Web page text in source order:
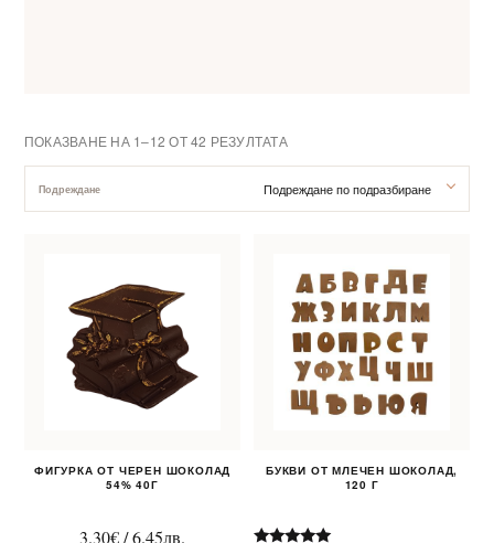
За нас
Новини
Корпоративни подаръци
ПОКАЗВАНЕ НА 1–12 ОТ 42 РЕЗУЛТАТА
Подреждане Подреждане по подразбиране
ФИГУРКА ОТ ЧЕРЕН ШОКОЛАД
54% 40Г
3.30€/6.45лв.
БУКВИ ОТ МЛЕЧЕН ШОКОЛАД,
120 Г